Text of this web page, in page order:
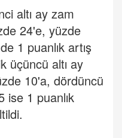
altı ay zam
24'e, yüzde
1 puanlık artış
üçüncü altı ay
10'a, dördüncü
ise 1 puanlık